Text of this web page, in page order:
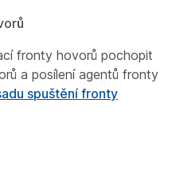
fronty hovorů pochopit
a posílení agentů fronty
spuštění fronty